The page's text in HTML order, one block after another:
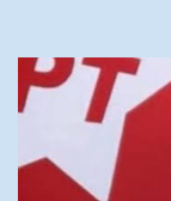
político nacional e
Dias, o pastor José
candidatura e
no processo
como a defesa da